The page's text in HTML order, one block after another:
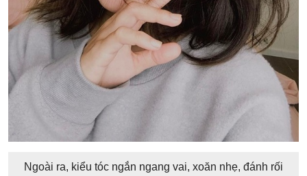
Ngoài ra, kiểu tóc ngắn ngang vai, xoăn nhẹ, đánh rối